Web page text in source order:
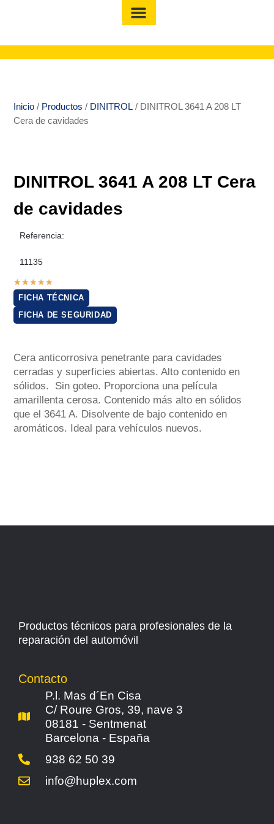
Inicio / Productos / DINITROL / DINITROL 3641 A 208 LT
Cera de cavidades
DINITROL 3641 A 208 LT Cera
de cavidades
Referencia:
11135
★★★★★
FICHA TÉCNICA
FICHA DE SEGURIDAD
Cera anticorrosiva penetrante para cavidades
cerradas y superficies abiertas. Alto contenido en
sólidos. Sin goteo. Proporciona una película
amarillenta cerosa. Contenido más alto en sólidos
que el 3641 A. Disolvente de bajo contenido en
aromáticos. Ideal para vehículos nuevos.
Productos técnicos para profesionales de la
reparación del automóvil
Contacto
P.l. Mas d´En Cisa
C/ Roure Gros, 39, nave 3
08181 - Sentmenat
Barcelona - España
938 62 50 39
info@huplex.com